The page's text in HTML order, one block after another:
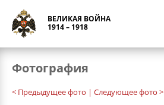
ВЕЛИКАЯ ВОЙНА
1914 – 1918
Фотография
< Предыдущее фото | Следующее фото >